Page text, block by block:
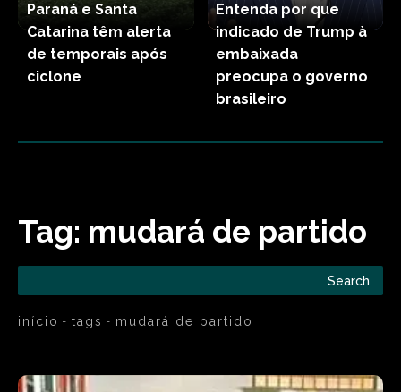
Paraná e Santa
Catarina têm alerta
de temporais após
ciclone
Entenda por que
indicado de Trump à
embaixada
preocupa o governo
brasileiro
Tag: mudará de partido
Search
início tags mudará de partido